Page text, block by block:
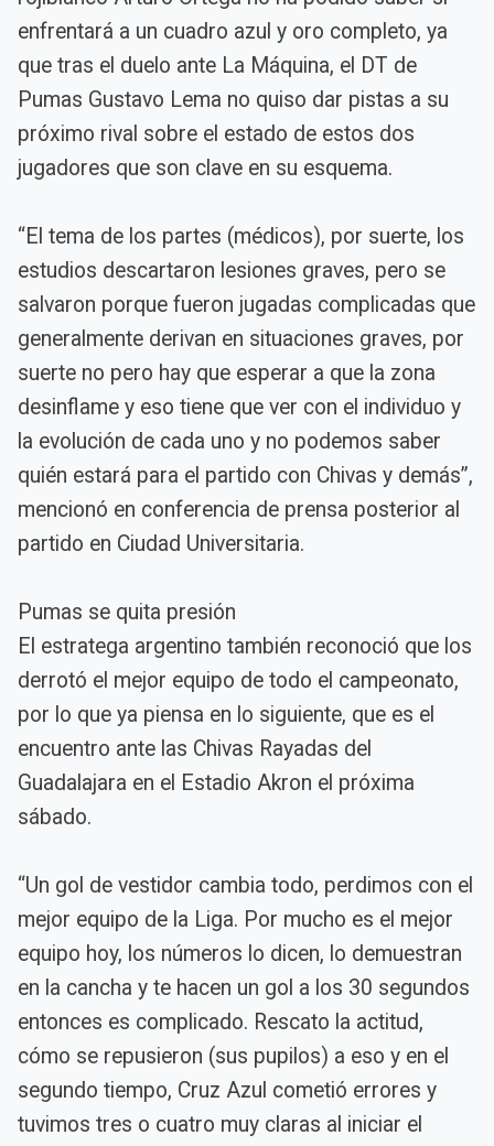
enfrentará a un cuadro azul y oro completo, ya
que tras el duelo ante La Máquina, el DT de
Pumas Gustavo Lema no quiso dar pistas a su
próximo rival sobre el estado de estos dos
jugadores que son clave en su esquema.
“El tema de los partes (médicos), por suerte, los
estudios descartaron lesiones graves, pero se
salvaron porque fueron jugadas complicadas que
generalmente derivan en situaciones graves, por
suerte no pero hay que esperar a que la zona
desinflame y eso tiene que ver con el individuo y
la evolución de cada uno y no podemos saber
quién estará para el partido con Chivas y demás”,
mencionó en conferencia de prensa posterior al
partido en Ciudad Universitaria.
Pumas se quita presión
El estratega argentino también reconoció que los
derrotó el mejor equipo de todo el campeonato,
por lo que ya piensa en lo siguiente, que es el
encuentro ante las Chivas Rayadas del
Guadalajara en el Estadio Akron el próxima
sábado.
“Un gol de vestidor cambia todo, perdimos con el
mejor equipo de la Liga. Por mucho es el mejor
equipo hoy, los números lo dicen, lo demuestran
en la cancha y te hacen un gol a los 30 segundos
entonces es complicado. Rescato la actitud,
cómo se repusieron (sus pupilos) a eso y en el
segundo tiempo, Cruz Azul cometió errores y
tuvimos tres o cuatro muy claras al iniciar el